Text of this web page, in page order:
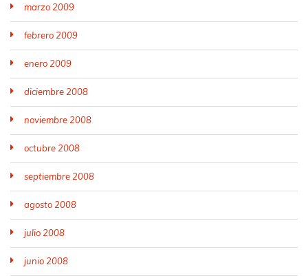
marzo 2009
febrero 2009
enero 2009
diciembre 2008
noviembre 2008
octubre 2008
septiembre 2008
agosto 2008
julio 2008
junio 2008